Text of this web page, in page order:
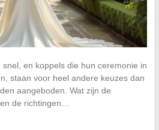
en koppels die hun ceremonie in
staan voor heel andere keuzes dan
aangeboden. Wat zijn de
de richtingen…